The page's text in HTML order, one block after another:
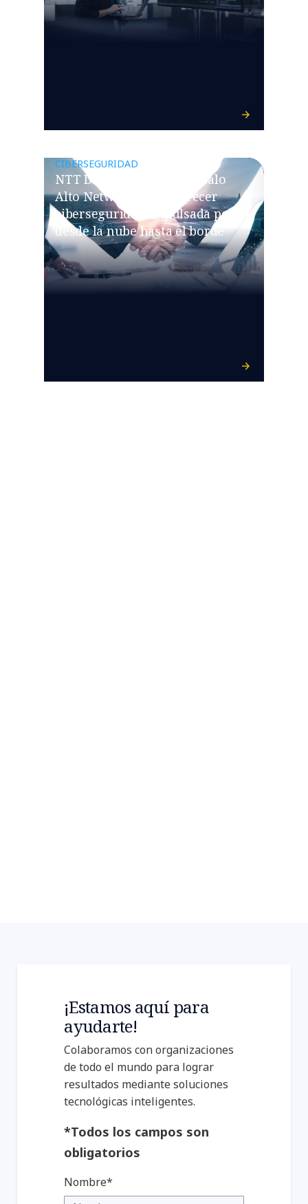
CIBERSEGURIDAD
NTT DATA se asocia con Palo
Alto Networks para ofrecer
ciberseguridad impulsada por IA
desde la nube hasta el borde
NTT DATA Japón logra
especialización en entrega de
identidad laboral en la nube
dentro del programa Okta
Elevate.
¡Estamos aquí para
ayudarte!
Colaboramos con organizaciones
de todo el mundo para lograr
resultados mediante soluciones
tecnológicas inteligentes.
*Todos los campos son
obligatorios
Nombre*